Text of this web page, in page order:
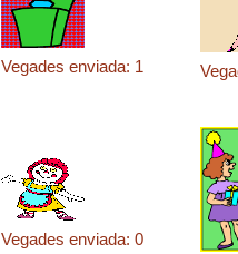
Vegades enviada: 1
Vegades enviada: 0